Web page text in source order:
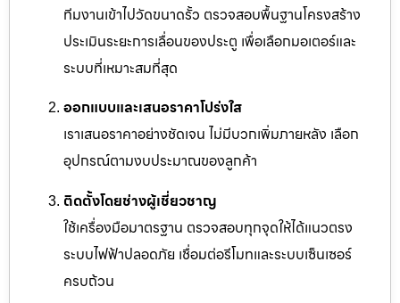
ทีมงานเข้าไปวัดขนาดรั้ว ตรวจสอบพื้นฐานโครงสร้าง
ประเมินระยะการเลื่อนของประตู เพื่อเลือกมอเตอร์และ
ระบบที่เหมาะสมที่สุด
ออกแบบและเสนอราคาโปร่งใส
เราเสนอราคาอย่างชัดเจน ไม่มีบวกเพิ่มภายหลัง เลือก
อุปกรณ์ตามงบประมาณของลูกค้า
ติดตั้งโดยช่างผู้เชี่ยวชาญ
ใช้เครื่องมือมาตรฐาน ตรวจสอบทุกจุดให้ได้แนวตรง
ระบบไฟฟ้าปลอดภัย เชื่อมต่อรีโมทและระบบเซ็นเซอร์
ครบถ้วน